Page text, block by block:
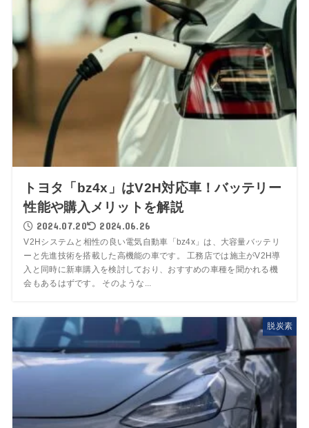
トヨタ「bz4x」はV2H対応車！バッテリー
性能や購入メリットを解説
2024.07.20 2024.06.26
V2Hシステムと相性の良い電気自動車「bz4x」は、大容量バッテリ
ーと先進技術を搭載した高機能の車です。 工務店では施主がV2H導
入と同時に新車購入を検討しており、おすすめの車種を聞かれる機
会もあるはずです。 そのような...
脱炭素